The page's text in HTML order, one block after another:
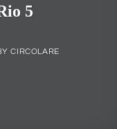
5
CIRCOLARE